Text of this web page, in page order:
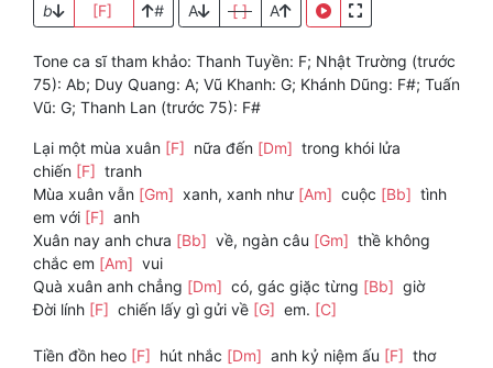
b [F] # A [ ] A
Tone ca sĩ tham khảo: Thanh Tuyền: F; Nhật Trường (trước
75): Ab; Duy Quang: A; Vũ Khanh: G; Khánh Dũng: F#; Tuấn
Vũ: G; Thanh Lan (trước 75): F#
Lại một mùa xuân [F] nữa đến [Dm] trong khói lửa
chiến [F] tranh
Mùa xuân vẫn [Gm] xanh, xanh như [Am] cuộc [Bb] tình
em với [F] anh
Xuân nay anh chưa [Bb] về, ngàn câu [Gm] thề không
chắc em [Am] vui
Quà xuân anh chẳng [Dm] có, gác giặc từng [Bb] giờ
Đời lính [F] chiến lấy gì gửi về [G] em. [C]
Tiền đồn heo [F] hút nhắc [Dm] anh kỷ niệm ấu [F] thơ